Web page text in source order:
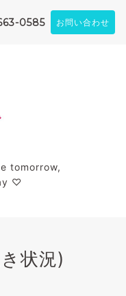
0585 お問い合わせ
tomorrow,
♡
状況)